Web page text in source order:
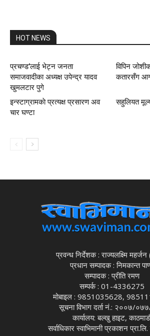
HOT NEWS
प्रचण्ड’लाई भेट्न जनता
समाजवादीका अध्यक्ष उपेन्द्र यादव
खुमलटार पुगे
विपिन
कतारसँग
इन्स्टाग्रामकाे प्रत्यक्ष प्रसारण अव
चार घण्टा
सहुलियत
प्रवन्ध निर्देशक : राज्यलक्ष्मि
प्रधान सम्पादक : निमकान्त
सम्पादक : प्रीति रमण
सम्पर्क : 01-4336275
मोबाइल : 9851035628,
सूचना विभाग दर्ता नं.: २००७/
कार्यालय: बल्खु हाइट,
सर्वाधिकार स्वाभिमानी प्रकाशन प्रा.लि.